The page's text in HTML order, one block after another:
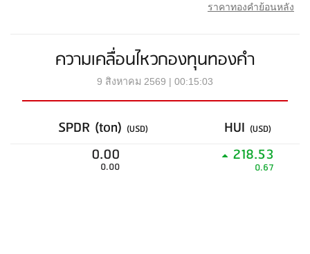
ราคาทองคำย้อนหลัง
ความเคลื่อนไหวกองทุนทองคำ
9 สิงหาคม 2569 | 00:15:03
SPDR (ton) (USD) HUI (USD)
0.00
0.00
218.53
0.67